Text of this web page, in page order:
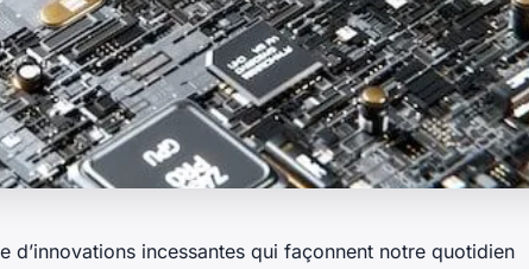
d’innovations incessantes qui façonnent notre quotidien